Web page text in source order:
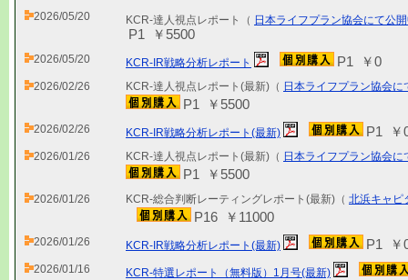
2026/05/20 KCR-達人視点レポート（ 日本ライフプラン協会にて公
P1 ￥5500
2026/05/20 KCR-IR戦略分析レポート P1 ￥0
2026/02/26 KCR-達人視点レポート(最新)（ 日本ライフプラン協会に
P1 ￥5500
2026/02/26 KCR-IR戦略分析レポート(最新) P1 ￥
2026/01/26 KCR-達人視点レポート(最新)（ 日本ライフプラン協会に
P1 ￥5500
2026/01/26 KCR-総合判断レーティングレポート(最新)（ 北浜キャピ
P16 ￥11000
2026/01/26 KCR-IR戦略分析レポート(最新) P1 ￥
2026/01/16
KCR-特選レポート（無料版）1月号(最新)